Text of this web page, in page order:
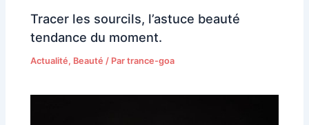
Tracer les sourcils, l’astuce beauté
tendance du moment.
Actualité, Beauté / Partrance-goa